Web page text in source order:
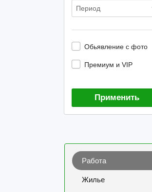
Период
Обьявление с фото
Премиум и VIP
Применить
Работа
Жилье